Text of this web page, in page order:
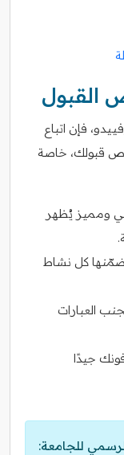
القبول
فإن اتباع
قبولك، خاصة
ومميز يُظهر
ضمّنها كل نشاط
العبارات
جيدًا
للجامعة: